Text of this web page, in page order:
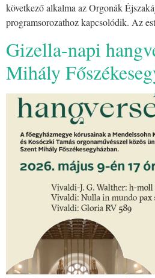
következő alkalma az Orgonák
programsorozathoz kapcsolódik. Az
Gizella-napi
Mihály